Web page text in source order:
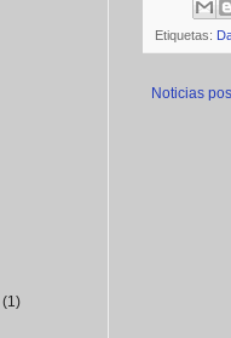
Etiquetas:
Noticias
(1)